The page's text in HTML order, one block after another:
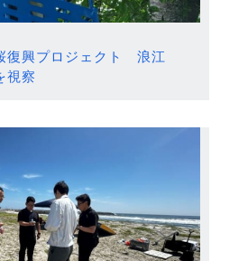
復興プロジェクト 浪江
視察